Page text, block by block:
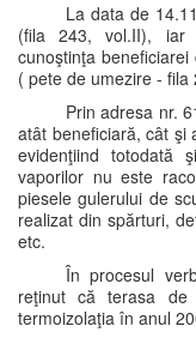
La data de
(fila 243, vol.II), iar
cunoştinţa
( pete de umezire - fila
Prin adresa nr.
atât beneficiară, cât şi
evidenţiind totodată
vaporilor nu este
piesele gulerului de
realizat din spărturi,
etc.
În procesul
reţinut că terasa
termoizolaţia în anul